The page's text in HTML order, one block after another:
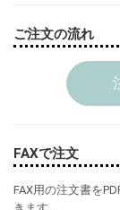
ご注文の流れ
FAXで注文
FAX用の注文書を